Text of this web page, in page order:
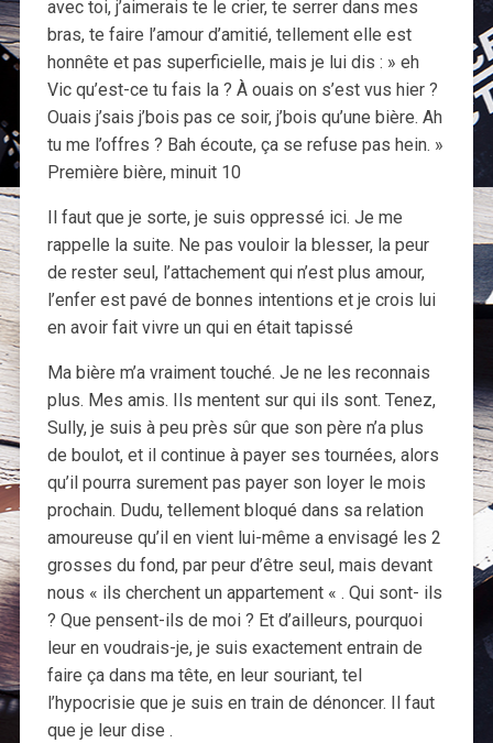
avec toi, j’aimerais te le crier, te serrer dans mes
bras, te faire l’amour d’amitié, tellement elle est
honnête et pas superficielle, mais je lui dis : » eh
Vic qu’est-ce tu fais la ? À ouais on s’est vus hier ?
Ouais j’sais j’bois pas ce soir, j’bois qu’une bière. Ah
tu me l’offres ? Bah écoute, ça se refuse pas hein. »
Première bière, minuit 10
Il faut que je sorte, je suis oppressé ici. Je me
rappelle la suite. Ne pas vouloir la blesser, la peur
de rester seul, l’attachement qui n’est plus amour,
l’enfer est pavé de bonnes intentions et je crois lui
en avoir fait vivre un qui en était tapissé
Ma bière m’a vraiment touché. Je ne les reconnais
plus. Mes amis. Ils mentent sur qui ils sont. Tenez,
Sully, je suis à peu près sûr que son père n’a plus
de boulot, et il continue à payer ses tournées, alors
qu’il pourra surement pas payer son loyer le mois
prochain. Dudu, tellement bloqué dans sa relation
amoureuse qu’il en vient lui-même a envisagé les 2
grosses du fond, par peur d’être seul, mais devant
nous « ils cherchent un appartement « . Qui sont- ils
? Que pensent-ils de moi ? Et d’ailleurs, pourquoi
leur en voudrais-je, je suis exactement entrain de
faire ça dans ma tête, en leur souriant, tel
l’hypocrisie que je suis en train de dénoncer. Il faut
que je leur dise .